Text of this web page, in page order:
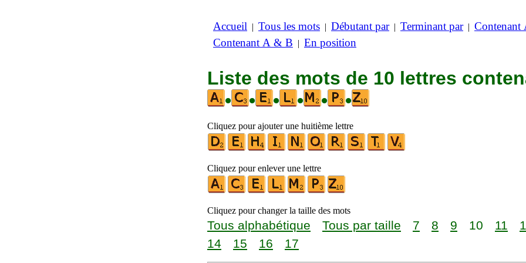
Accueil | Tous les mots | Débutant par| Terminant par| Contenant
Contenant A & B | En position
Liste des mots de 10 lettres
•
• • • • •
Cliquez pour ajouter une huitième lettre
Cliquez pour enlever une lettre
Cliquez pour changer la taille des mots
Tous alphabétique Tous par taille 7 8 9 10 11
14
15 16 17